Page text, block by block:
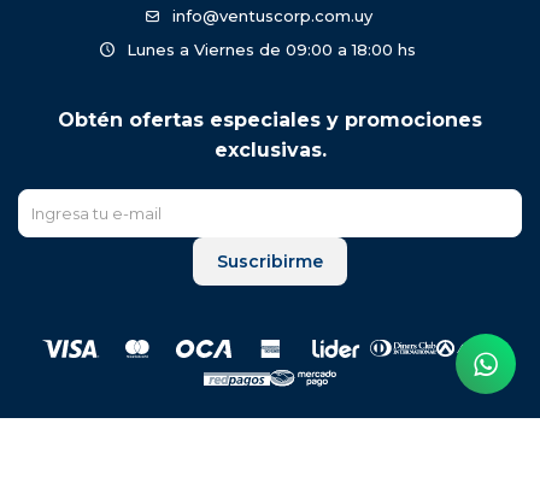
info@ventuscorp.com.uy
Lunes a Viernes de 09:00 a 18:00 hs
Obtén ofertas especiales y promociones
exclusivas.
Suscribirme